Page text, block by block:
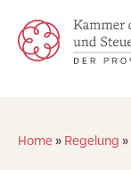
Home » Regelung »